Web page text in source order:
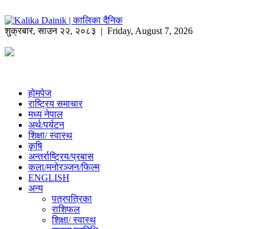
शुक्रबार,साउन २२, २०८३ | Friday, August 7, 2026
होमपेज
राष्ट्रिय समाचार
मध्य नेपाल
अर्थ/पर्यटन
शिक्षा/ स्वास्थ
कृषि
अन्तर्राष्ट्रिय/प्रबास
कला/मनोरञ्जन/फिल्म
ENGLISH
अन्य
पत्रपत्रिका
राशिफल
शिक्षा/ स्वास्थ